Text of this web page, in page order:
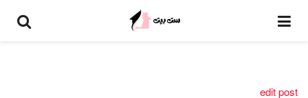
edit post